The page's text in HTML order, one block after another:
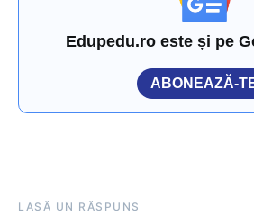
Edupedu.ro este și pe
ABONEAZĂ-
LASĂ UN RĂSPUNS